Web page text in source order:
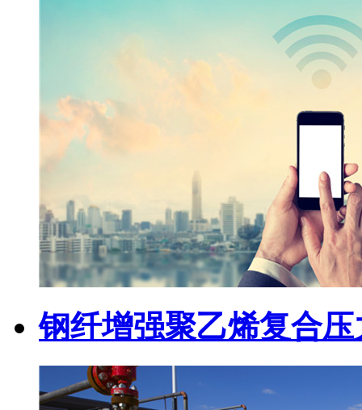
钢纤增强聚乙烯复合